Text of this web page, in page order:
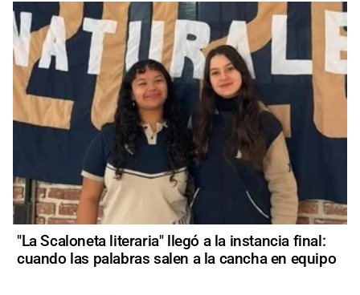
"La Scaloneta literaria" llegó a la instancia final:
cuando las palabras salen a la cancha en equipo